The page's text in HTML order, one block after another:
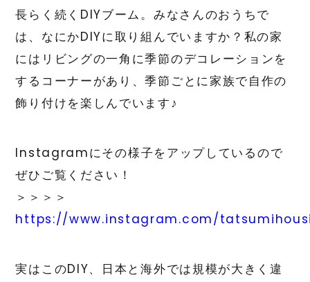
長らく続くDIYブーム。みなさんのおうちで
は、なにかDIYに取り組んでいますか？私の家
にはリビングの一角に季節のデコレーションを
するコーナーがあり、季節ごとに家族で自作の
飾り付けを楽しんでいます♪
Instagramにその様子をアップしているので
ぜひご覧ください！
＞＞＞＞
https://www.instagram.com/
実はこのDIY、日本と海外では規模が大きく違